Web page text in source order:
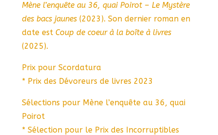
Mène l’enquête au 36, quai Poirot – Le Mystère
des bacs jaunes(2023). Son dernier roman en
date est Coup de coeur à la boîte à livres
(2025).
Prix pour Scordatura
* Prix des Dévoreurs de livres 2023
Sélections pour Mène l’enquête au 36, quai
Poirot
* Sélection pour le Prix des Incorruptibles